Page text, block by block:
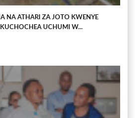
NA ATHARI ZA JOTO KWENYE
UCHUMI W...